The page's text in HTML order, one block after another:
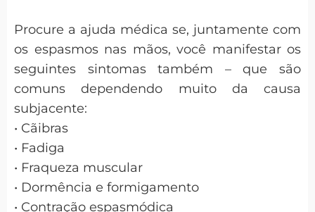
Procure a ajuda médica se, juntamente com
os espasmos nas mãos, você manifestar os
seguintes sintomas também – que são
comuns dependendo muito da causa
subjacente:
• Cãibras
• Fadiga
• Fraqueza muscular
• Dormência e formigamento
• Contração espasmódica